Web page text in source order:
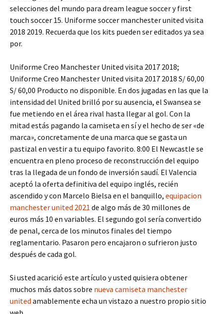
selecciones del mundo para dream league soccer y first
touch soccer 15. Uniforme soccer manchester united visita
2018 2019. Recuerda que los kits pueden ser editados ya sea
por.
Uniforme Creo Manchester United visita 2017 2018;
Uniforme Creo Manchester United visita 2017 2018 S/ 60,00
S/ 60,00 Producto no disponible. En dos jugadas en las que la
intensidad del United brilló por su ausencia, el Swansea se
fue metiendo en el área rival hasta llegar al gol. Con la
mitad estás pagando la camiseta en sí y el hecho de ser «de
marca», concretamente de una marca que se gasta un
pastizal en vestir a tu equipo favorito. 8:00 El Newcastle se
encuentra en pleno proceso de reconstrucción del equipo
tras la llegada de un fondo de inversión saudí. El Valencia
aceptó la oferta definitiva del equipo inglés, recién
ascendido y con Marcelo Bielsa en el banquillo, equipacion
manchester united 2021 de algo más de 30 millones de
euros más 10 en variables. El segundo gol sería convertido
de penal, cerca de los minutos finales del tiempo
reglamentario. Pasaron pero encajaron o sufrieron justo
después de cada gol.
Si usted acarició este artículo y usted quisiera obtener
muchos más datos sobre nueva camiseta manchester
united amablemente echa un vistazo a nuestro propio sitio